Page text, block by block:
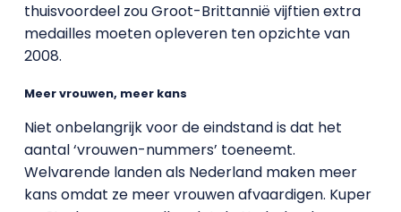
thuisvoordeel zou Groot-Brittannië vijftien extra
medailles moeten opleveren ten opzichte van
2008.
Meer vrouwen, meer kans
Niet onbelangrijk voor de eindstand is dat het
aantal ‘vrouwen-nummers’ toeneemt.
Welvarende landen als Nederland maken meer
kans omdat ze meer vrouwen afvaardigen. Kuper